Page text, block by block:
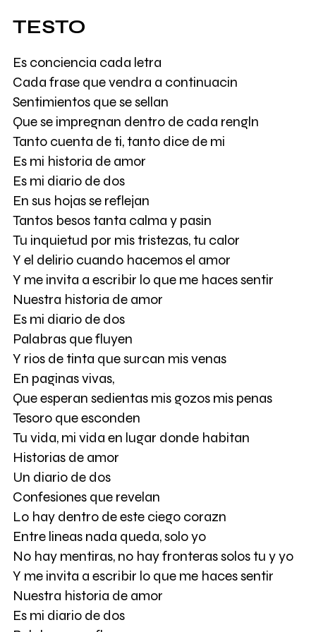
TESTO
Es conciencia cada letra
Cada frase que vendra a continuacin
Sentimientos que se sellan
Que se impregnan dentro de cada rengln
Tanto cuenta de ti, tanto dice de mi
Es mi historia de amor
Es mi diario de dos
En sus hojas se reflejan
Tantos besos tanta calma y pasin
Tu inquietud por mis tristezas, tu calor
Y el delirio cuando hacemos el amor
Y me invita a escribir lo que me haces sentir
Nuestra historia de amor
Es mi diario de dos
Palabras que fluyen
Y rios de tinta que surcan mis venas
En paginas vivas,
Que esperan sedientas mis gozos mis penas
Tesoro que esconden
Tu vida, mi vida en lugar donde habitan
Historias de amor
Un diario de dos
Confesiones que revelan
Lo hay dentro de este ciego corazn
Entre lineas nada queda, solo yo
No hay mentiras, no hay fronteras solos tu y yo
Y me invita a escribir lo que me haces sentir
Nuestra historia de amor
Es mi diario de dos